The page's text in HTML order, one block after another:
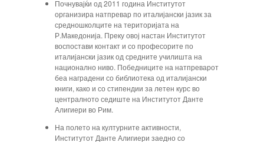
Почнувајќи од 2011 година Институтот
организира натпревар по италијански јазик за
средношколците на територијата на
Р.Македонија. Преку овој настан Институтот
воспостави контакт и со професорите по
италијански јазик од средните училишта на
национално ниво. Победниците на натпреварот
беа наградени со библиотека од италијански
книги, како и со стипендии за летен курс во
централното седиште на Институтот Данте
Алигиери во Рим.
На полето на културните активности,
Институтот Данте Алигиери заедно со